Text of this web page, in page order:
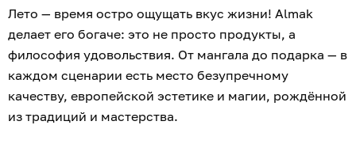
Лето — время остро ощущать вкус жизни! Almak
делает его богаче: это не просто продукты, а
философия удовольствия. От мангала до подарка — в
каждом сценарии есть место безупречному
качеству, европейской эстетике и магии, рождённой
из традиций и мастерства.